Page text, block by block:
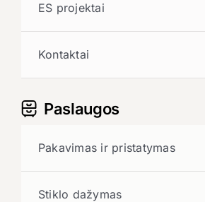
ES projektai
Kontaktai
Paslaugos
Pakavimas ir pristatymas
Stiklo dažymas